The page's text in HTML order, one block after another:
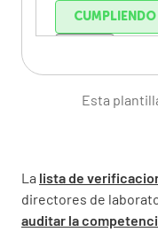
La lista de
directores de
auditar la
CUMPLIENDO
- se asignará a
CUMPLIENDO
Esta